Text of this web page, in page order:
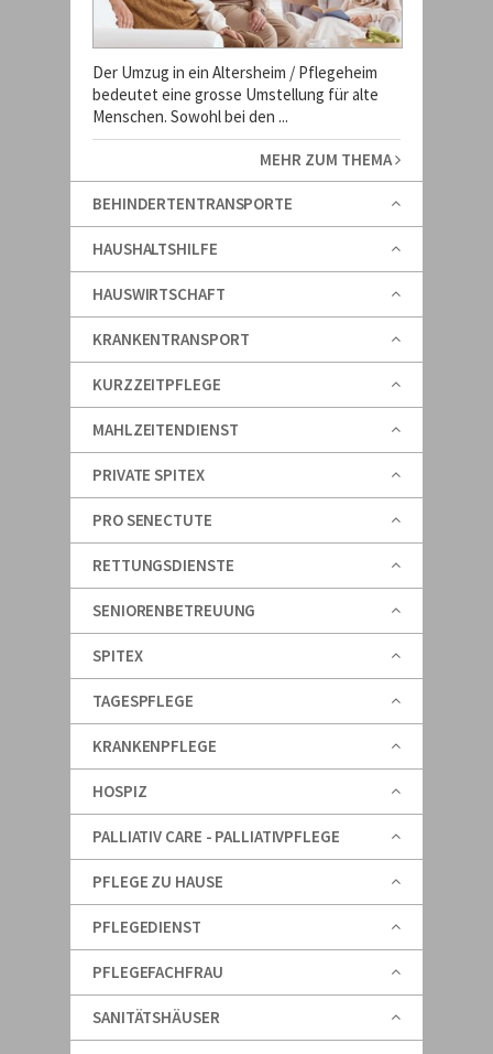
Der Umzug in ein Altersheim / Pflegeheim
bedeutet eine grosse Umstellung für alte
Menschen. Sowohl bei den ...
MEHR ZUM THEMA
BEHINDERTENTRANSPORTE
HAUSHALTSHILFE
HAUSWIRTSCHAFT
KRANKENTRANSPORT
KURZZEITPFLEGE
MAHLZEITENDIENST
PRIVATE SPITEX
PRO SENECTUTE
RETTUNGSDIENSTE
SENIORENBETREUUNG
SPITEX
TAGESPFLEGE
KRANKENPFLEGE
HOSPIZ
PALLIATIV CARE - PALLIATIVPFLEGE
PFLEGE ZU HAUSE
PFLEGEDIENST
PFLEGEFACHFRAU
SANITÄTSHÄUSER